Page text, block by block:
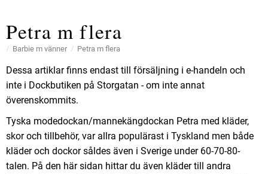
Petra m flera
Barbie m vänner Petra m flera
Dessa artiklar finns endast till försäljning i e-handeln och
inte i Dockbutiken på Storgatan - om inte annat
överenskommits.
Tyska modedockan/mannekängdockan Petra med kläder,
skor och tillbehör, var allra populärast i Tyskland men både
kläder och dockor såldes även i Sverige under 60-70-80-
talen. På den här sidan hittar du även kläder till andra